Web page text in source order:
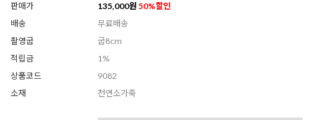
판매가
135,000원 50%할인
배송
무료배송
촬영굽
굽8cm
적립금
1%
상품코드
9082
소재
천연소가죽